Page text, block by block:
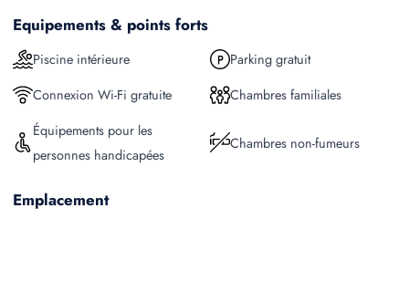
Equipements & points forts
Piscine intérieure
Parking gratuit
Connexion Wi-Fi gratuite
Chambres familiales
Équipements pour les
personnes handicapées
Chambres non-fumeurs
Emplacement